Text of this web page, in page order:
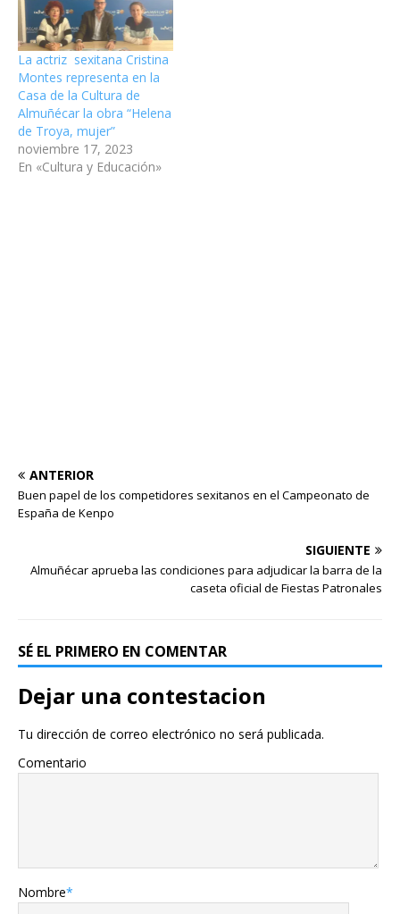
La actriz sexitana Cristina
Montes representa en la
Casa de la Cultura de
Almuñécar la obra “Helena
de Troya, mujer”
noviembre 17, 2023
En «Cultura y Educación»
ANTERIOR
Buen papel de los competidores sexitanos en el Campeonato de
España de Kenpo
SIGUIENTE
Almuñécar aprueba las condiciones para adjudicar la barra de la
caseta oficial de Fiestas Patronales
SÉ EL PRIMERO EN COMENTAR
Dejar una contestacion
Tu dirección de correo electrónico no será publicada.
Comentario
Nombre*